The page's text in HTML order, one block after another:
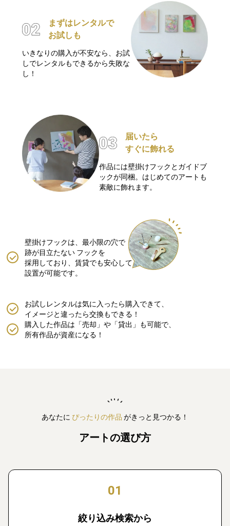
まずはレンタルで
お試しも
いきなりの購入が不安なら、お試
しでレンタルもできるから失敗な
し！
届いたら
すぐに飾れる
作品には壁掛けフックとガイドブ
ックが同梱。はじめてのアートも
素敵に飾れます。
壁掛けフックは、最小限の穴で
跡が目立たない フックを
採用しており、賃貸でも安心して
設置が可能です。
購入した作品は「売却」や「貸出」も可能で、
所有作品が資産になる！
お試しレンタルは気に入ったら購入できて、
イメージと違ったら交換もできる！
あなたに ぴったりの作品 がきっと見つかる！
アートの選び方
01
絞り込み検索から